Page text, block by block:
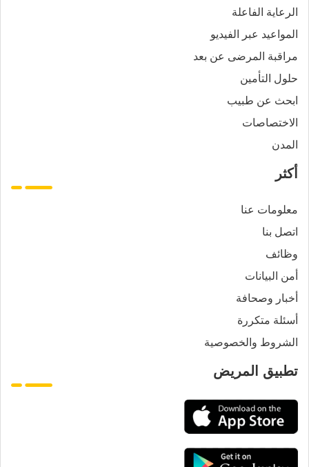
الرعاية الفاعلة
المواعيد عبر الفيديو
مراقبة المرضى عن بعد
حلول التأمين
ابحث عن طبيب
الاختصاصات
المدن
أكثر
معلومات عنا
اتصل بنا
وظائف
أمن البيانات
أخبار وصحافة
أسئلة متكررة
الشروط والخصوصية
تطبيق المريض